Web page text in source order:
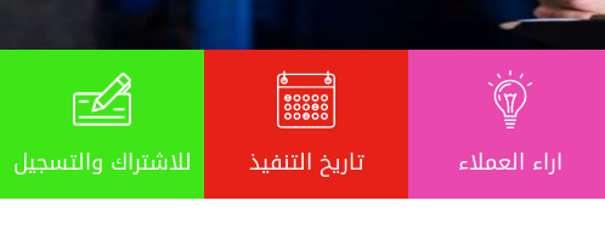
اراء العملاء تاريخ التنفيذ للاشتراك والتسجيل